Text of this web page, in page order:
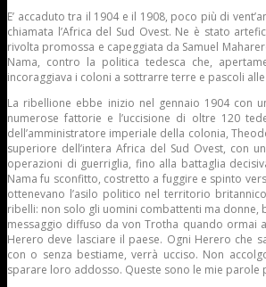
E’ accaduto tra il 1904 e il 1908, poco più di
chiamata l’Africa del Sud Ovest. Ne è stato
rivolta promossa e capeggiata da Samuel
Nama, contro la politica tedesca che,
incoraggiava i coloni a sottrarre terre e pascoli
La ribellione ebbe inizio nel gennaio 1904 con
numerose fattorie e l’uccisione di oltre 120
dell’amministratore imperiale della colonia,
superiore dell’intera Africa del Sud Ovest, con
operazioni di guerriglia, fino alla battaglia
Nama fu sconfitto, costretto a fuggire e spinto
ottenevano l’asilo politico nel territorio
ribelli: non solo gli uomini combattenti ma donne,
messaggio diffuso da von Trotha quando ormai
Herero deve lasciare il paese. Ogni Herero che
con o senza bestiame, verrà ucciso. Non
sparare loro addosso. Queste sono le mie parole